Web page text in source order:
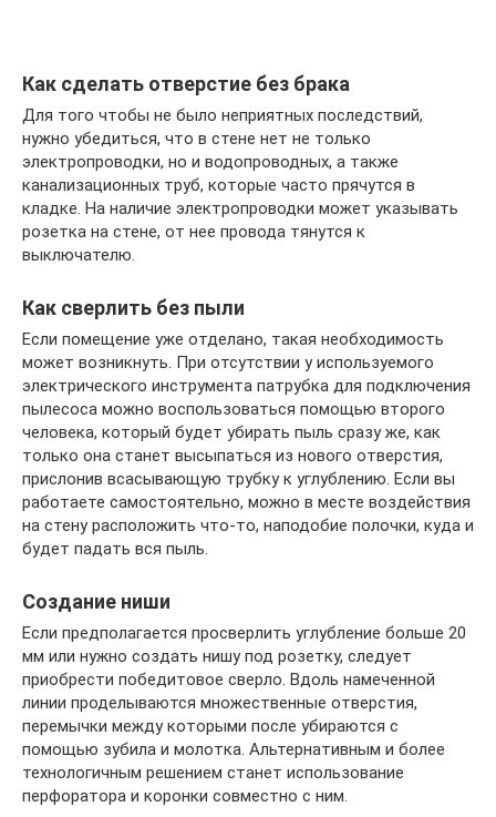
Как сделать отверстие без брака
Для того чтобы не было неприятных последствий,
нужно убедиться, что в стене нет не только
электропроводки, но и водопроводных, а также
канализационных труб, которые часто прячутся в
кладке. На наличие электропроводки может указывать
розетка на стене, от нее провода тянутся к
выключателю.
Как сверлить без пыли
Если помещение уже отделано, такая необходимость
может возникнуть. При отсутствии у используемого
электрического инструмента патрубка для подключения
пылесоса можно воспользоваться помощью второго
человека, который будет убирать пыль сразу же, как
только она станет высыпаться из нового отверстия,
прислонив всасывающую трубку к углублению. Если вы
работаете самостоятельно, можно в месте воздействия
на стену расположить что-то, наподобие полочки, куда и
будет падать вся пыль.
Создание ниши
Если предполагается просверлить углубление больше 20
мм или нужно создать нишу под розетку, следует
приобрести победитовое сверло. Вдоль намеченной
линии проделываются множественные отверстия,
перемычки между которыми после убираются с
помощью зубила и молотка. Альтернативным и более
технологичным решением станет использование
перфоратора и коронки совместно с ним.